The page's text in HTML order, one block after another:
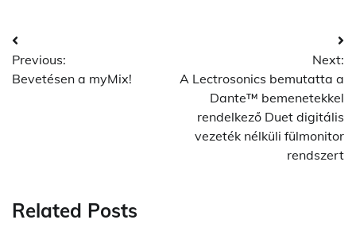
Post
navigation
Previous:
Bevetésen a myMix!
Next:
A Lectrosonics bemutatta a
Dante™ bemenetekkel
rendelkező Duet digitális
vezeték nélküli fülmonitor
rendszert
Related Posts